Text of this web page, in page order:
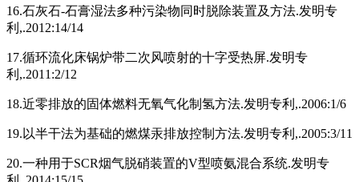
16.石灰石-石膏湿法多种污染物同时脱除装置及方法.发明专
利,.2012:14/14
17.循环流化床锅炉带二次风喷射的十字受热屏.发明专
利,.2011:2/12
18.近零排放的固体燃料无氧气化制氢方法.发明专利,.2006:1/6
19.以半干法为基础的燃煤汞排放控制方法.发明专利,.2005:3/11
20.一种用于SCR烟气脱硝装置的V型喷氨混合系统.发明专